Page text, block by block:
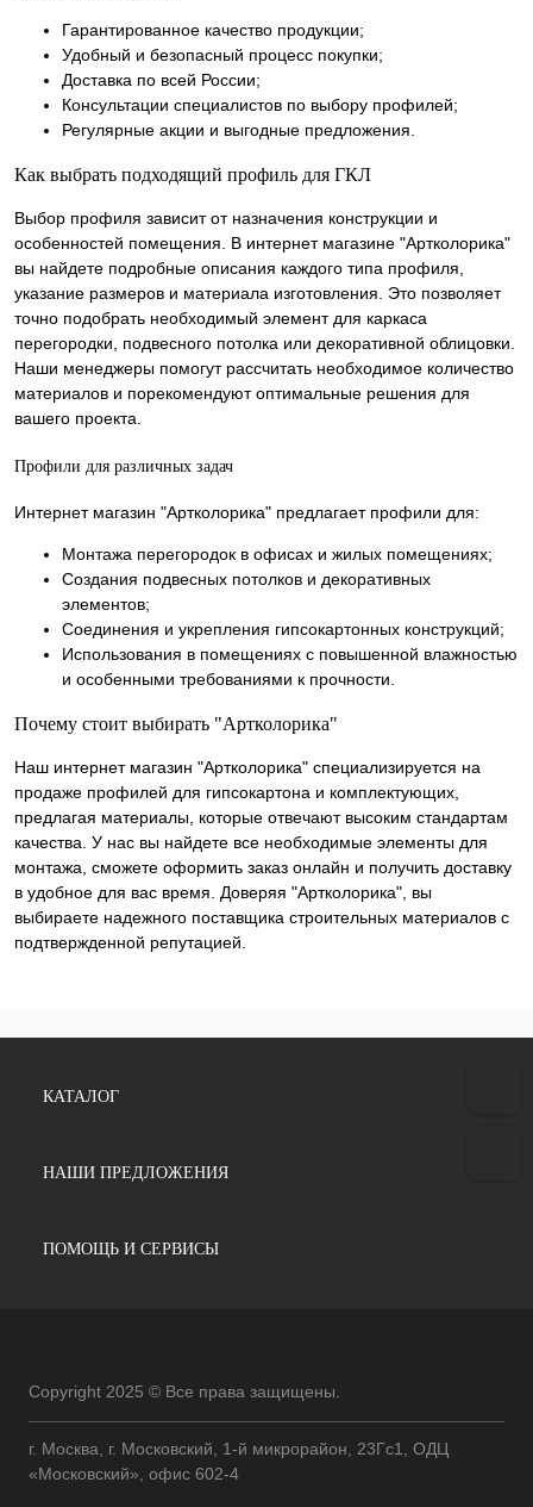
Гарантированное качество продукции;
Удобный и безопасный процесс покупки;
Доставка по всей России;
Консультации специалистов по выбору профилей;
Регулярные акции и выгодные предложения.
Как выбрать подходящий профиль для ГКЛ
Выбор профиля зависит от назначения конструкции и
особенностей помещения. В интернет магазине "Артколорика"
вы найдете подробные описания каждого типа профиля,
указание размеров и материала изготовления. Это позволяет
точно подобрать необходимый элемент для каркаса
перегородки, подвесного потолка или декоративной облицовки.
Наши менеджеры помогут рассчитать необходимое количество
материалов и порекомендуют оптимальные решения для
вашего проекта.
Профили для различных задач
Интернет магазин "Артколорика" предлагает профили для:
Монтажа перегородок в офисах и жилых помещениях;
Создания подвесных потолков и декоративных
элементов;
Соединения и укрепления гипсокартонных конструкций;
Использования в помещениях с повышенной влажностью
и особенными требованиями к прочности.
Почему стоит выбирать "Артколорика"
Наш интернет магазин "Артколорика" специализируется на
продаже профилей для гипсокартона и комплектующих,
предлагая материалы, которые отвечают высоким стандартам
качества. У нас вы найдете все необходимые элементы для
монтажа, сможете оформить заказ онлайн и получить доставку
в удобное для вас время. Доверяя "Артколорика", вы
выбираете надежного поставщика строительных материалов с
подтвержденной репутацией.
КАТАЛОГ
НАШИ ПРЕДЛОЖЕНИЯ
ПОМОЩЬ И СЕРВИСЫ
Copyright 2025 © Все права защищены.
г. Москва, г. Московский, 1-й микрорайон, 23Гс1, ОДЦ
«Московский», офис 602-4